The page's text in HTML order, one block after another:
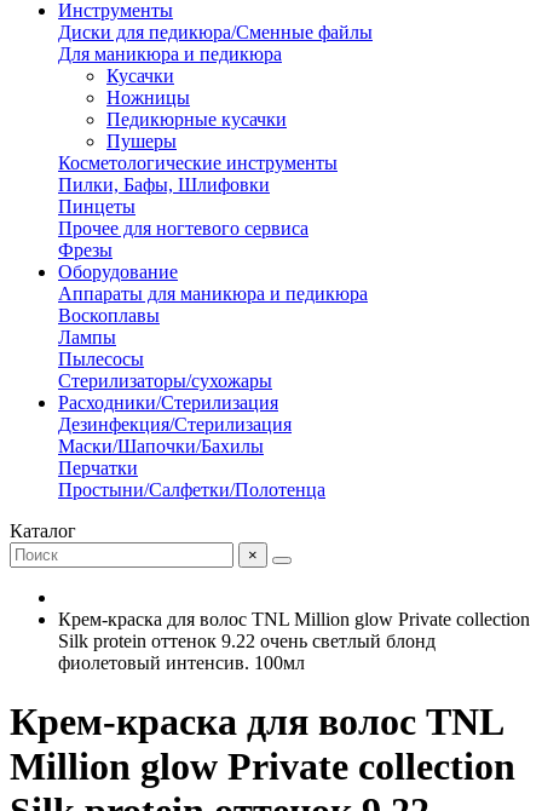
Инструменты
Диски для педикюра/Сменные файлы
Для маникюра и педикюра
Кусачки
Ножницы
Педикюрные кусачки
Пушеры
Косметологические инструменты
Пилки, Бафы, Шлифовки
Пинцеты
Прочее для ногтевого сервиса
Фрезы
Оборудование
Аппараты для маникюра и педикюра
Воскоплавы
Лампы
Пылесосы
Стерилизаторы/сухожары
Расходники/Стерилизация
Дезинфекция/Стерилизация
Маски/Шапочки/Бахилы
Перчатки
Простыни/Салфетки/Полотенца
Каталог
×
Крем-краска для волос TNL Million glow Private collection
Silk protein оттенок 9.22 очень светлый блонд
фиолетовый интенсив. 100мл
Крем-краска для волос TNL
Million glow Private collection